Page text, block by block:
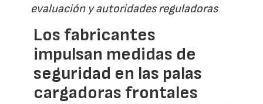
evaluación y autoridades reguladoras
Los fabricantes
impulsan medidas de
seguridad en las palas
cargadoras frontales